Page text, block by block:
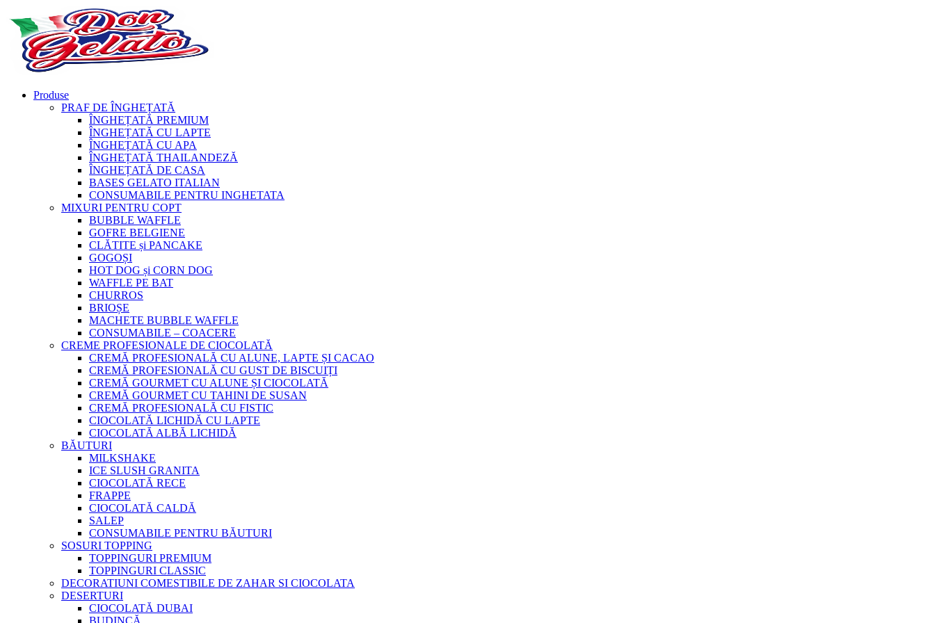
Produse
PRAF DE ÎNGHEȚATĂ
ÎNGHEȚATĂ PREMIUM
ÎNGHEȚATĂ CU LAPTE
ÎNGHEȚATĂ CU APA
ÎNGHEȚATĂ THAILANDEZĂ
ÎNGHEȚATĂ DE CASA
BASES GELATO ITALIAN
CONSUMABILE PENTRU INGHETATA
MIXURI PENTRU COPT
BUBBLE WAFFLE
GOFRE BELGIENE
CLĂTITE și PANCAKE
GOGOȘI
HOT DOG și CORN DOG
WAFFLE PE BAT
CHURROS
BRIOȘE
MACHETE BUBBLE WAFFLE
CONSUMABILE – COACERE
CREME PROFESIONALE DE CIOCOLATĂ
CREMĂ PROFESIONALĂ CU ALUNE, LAPTE ȘI CACAO
CREMĂ PROFESIONALĂ CU GUST DE BISCUIȚI
CREMĂ GOURMET CU ALUNE ȘI CIOCOLATĂ
CREMĂ GOURMET CU TAHINI DE SUSAN
CREMĂ PROFESIONALĂ CU FISTIC
CIOCOLATĂ LICHIDĂ CU LAPTE
CIOCOLATĂ ALBĂ LICHIDĂ
BĂUTURI
MILKSHAKE
ICE SLUSH GRANITA
CIOCOLATĂ RECE
FRAPPE
CIOCOLATĂ CALDĂ
SALEP
CONSUMABILE PENTRU BĂUTURI
SOSURI TOPPING
TOPPINGURI PREMIUM
TOPPINGURI CLASSIC
DECORATIUNI COMESTIBILE DE ZAHAR SI CIOCOLATA
DESERTURI
CIOCOLATĂ DUBAI
BUDINCĂ